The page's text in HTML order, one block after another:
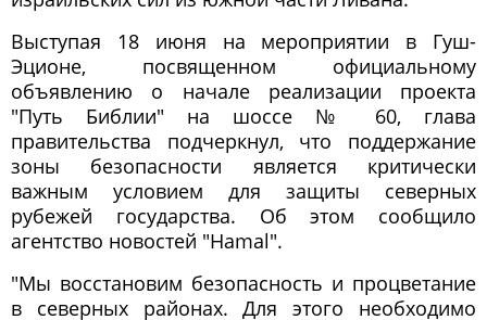
Выступая 18 июня на мероприятии в Гуш-
Эционе, посвященном официальному
объявлению о начале реализации проекта
"Путь Библии" на шоссе № 60, глава
правительства подчеркнул, что поддержание
зоны безопасности является критически
важным условием для защиты северных
рубежей государства. Об этом сообщило
агентство новостей "Hamal".
"Мы восстановим безопасность и процветание
в северных районах. Для этого необходимо